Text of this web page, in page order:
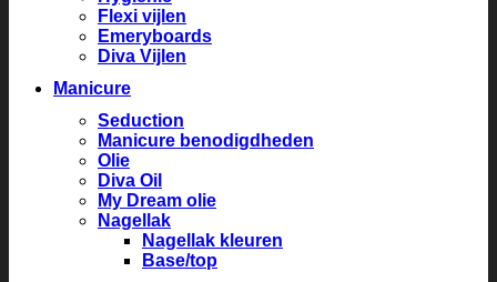
Flexi vijlen
Emeryboards
Diva Vijlen
Manicure
Seduction
Manicure benodigdheden
Olie
Diva Oil
My Dream olie
Nagellak
Nagellak kleuren
Base/top